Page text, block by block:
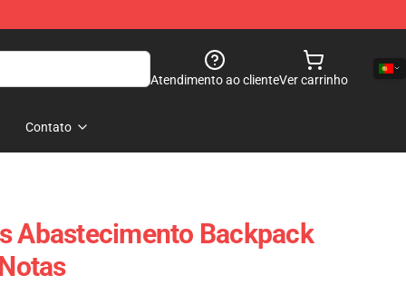
Atendimento ao clienteVer carrinho
Contato
Abastecimento Backpack